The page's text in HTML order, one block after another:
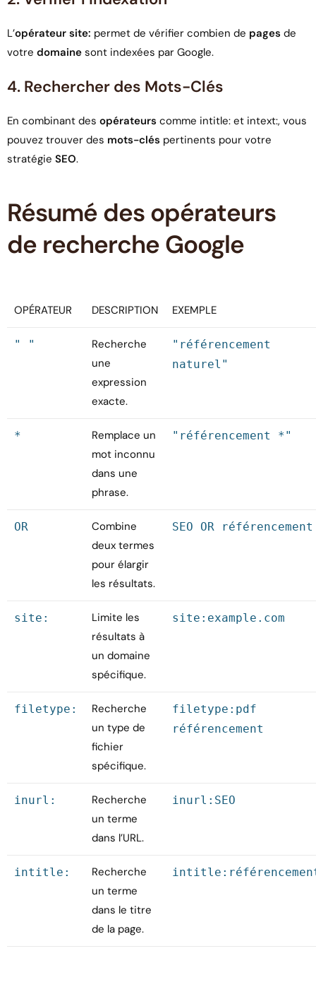
L’opérateur site: permet de vérifier combien de pages de
votre domaine sont indexées par Google.
4. Rechercher des Mots-Clés
En combinant des opérateurs comme intitle: et intext:, vous
pouvez trouver des mots-clés pertinents pour votre
stratégie SEO.
Résumé des opérateurs
de recherche Google
OPÉRATEUR DESCRIPTION EXEMPLE
" "
Recherche
une
expression
exacte.
"référencement
naturel"
*
Remplace un
mot inconnu
dans une
phrase.
"référencement *"
OR
Combine
deux termes
pour élargir
les résultats.
SEO OR référencement
site:
Limite les
résultats à
un domaine
spécifique.
site:example.com
filetype:
Recherche
un type de
fichier
spécifique.
filetype:pdf
référencement
inurl:
Recherche
un terme
dans l’URL.
inurl:SEO
intitle:
Recherche
un terme
dans le titre
de la page.